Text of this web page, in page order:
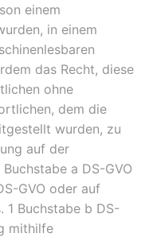
einem
in einem
das Recht, diese
ohne
dem die
wurden, zu
auf der
a DS-GVO
GVO oder auf
1 Buchstabe b DS-
mithilfe